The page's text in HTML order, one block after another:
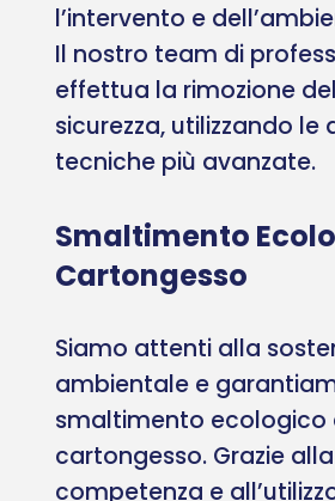
l’intervento e
Il nostro team di
effettua la rimozione
sicurezza, utilizzando le
tecniche più avanzate.
Smaltimento
Cartongesso
Siamo attenti alla
ambientale e
smaltimento ecologico
cartongesso. Grazie
competenza e